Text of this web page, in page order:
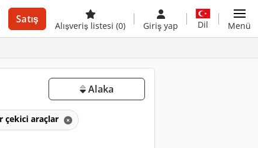
Satış
Alışveriş listesi (0) Giriş yap Dil Menü
Alaka
çekici araçlar